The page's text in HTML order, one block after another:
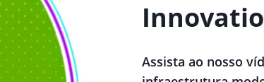
Assista ao nosso